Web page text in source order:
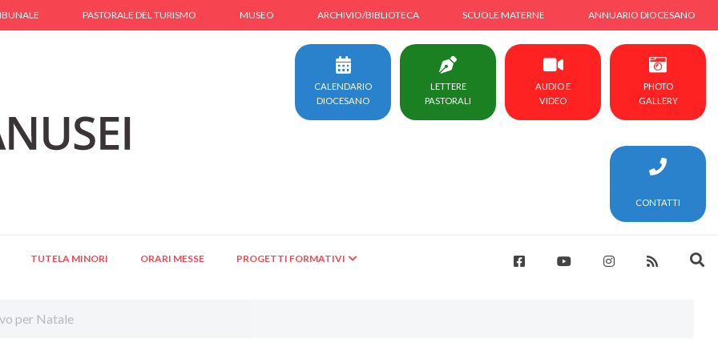
PASTORALE DEL TURISMO MUSEO ARCHIVIO/BIBLIOTECA SCUOLE MATERNE ANNUARIO DIOCESANO
CALENDARIO
DIOCESANO
LETTERE
PASTORALI
AUDIO E
VIDEO
PHOTO
GALLERY
CONTATTI
TUTELA MINORI ORARI MESSE PROGETTI FORMATIVI
per Natale